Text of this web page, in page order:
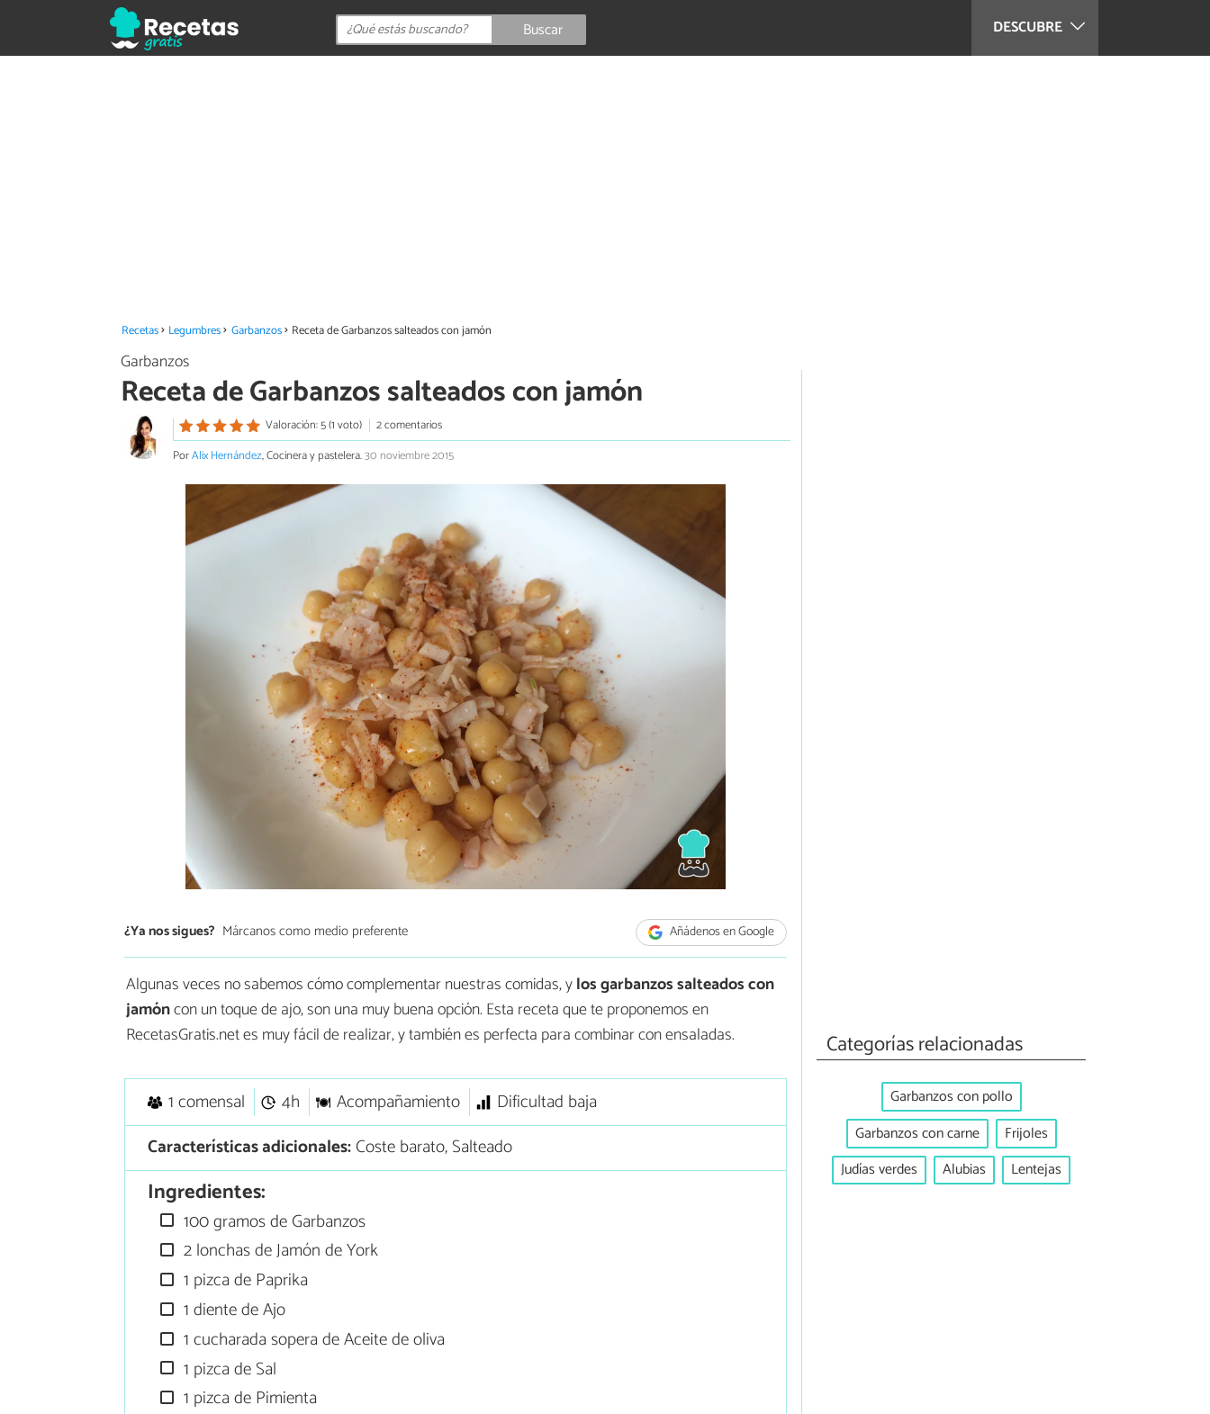
DESCUBRE
Buscar
Recetas Legumbres Garbanzos Receta de Garbanzos salteados con jamón
Garbanzos
Receta de Garbanzos salteados con jamón
Valoración: 5 (1 voto)
2 comentarios
PorAlix Hernández, Cocinera y pastelera.30 noviembre 2015
¿Ya nos sigues? Márcanos como medio preferente Añádenos en Google
Algunas veces no sabemos cómo complementar nuestras comidas, ylos garbanzos salteados con
jamóncon un toque de ajo, son una muy buena opción. Esta receta que te proponemos en
RecetasGratis.net es muy fácil de realizar, y también es perfecta para combinar con ensaladas.
1 comensal 4h Acompañamiento
Dificultad baja
Características adicionales:Coste barato, Salteado
Ingredientes:
100 gramos de Garbanzos
2 lonchas de Jamón de York
1 pizca de Paprika
1 diente de Ajo
1 cucharada sopera de Aceite de oliva
1 pizca de Sal
1 pizca de Pimienta
Categorías relacionadas
Garbanzos con pollo
Garbanzos con carne
Frijoles
Judías verdes
Alubias Lentejas